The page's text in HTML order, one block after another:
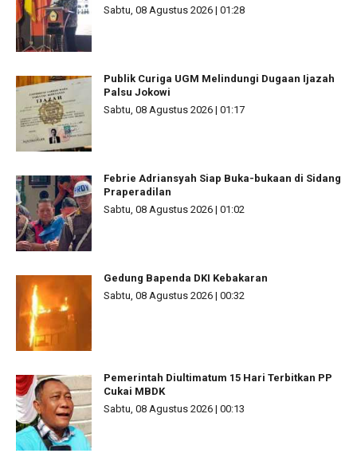
Sabtu, 08 Agustus 2026 | 01:28
Publik Curiga UGM Melindungi Dugaan Ijazah
Palsu Jokowi
Sabtu, 08 Agustus 2026 | 01:17
Febrie Adriansyah Siap Buka-bukaan di Sidang
Praperadilan
Sabtu, 08 Agustus 2026 | 01:02
Gedung Bapenda DKI Kebakaran
Sabtu, 08 Agustus 2026 | 00:32
Pemerintah Diultimatum 15 Hari Terbitkan PP
Cukai MBDK
Sabtu, 08 Agustus 2026 | 00:13